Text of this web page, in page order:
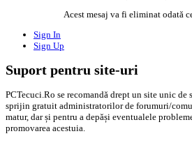
Acest mesaj va fi eliminat odată
Sign In
Sign Up
Suport pentru site-uri
PCTecuci.Ro se recomandă drept un site unic de
sprijin gratuit administratorilor de forumuri/
matur, dar și pentru a depăși eventualele
promovarea acestuia.